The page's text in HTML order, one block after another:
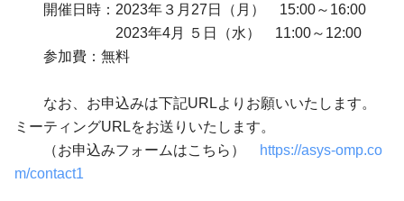
開催日時：2023年３月27日（月） 15:00～16:00
2023年4月 ５日（水） 11:00～12:00
参加費：無料
なお、お申込みは下記URLよりお願いいたします。
ミーティングURLをお送りいたします。
（お申込みフォームはこちら）
https://asys-omp.co
m/contact1